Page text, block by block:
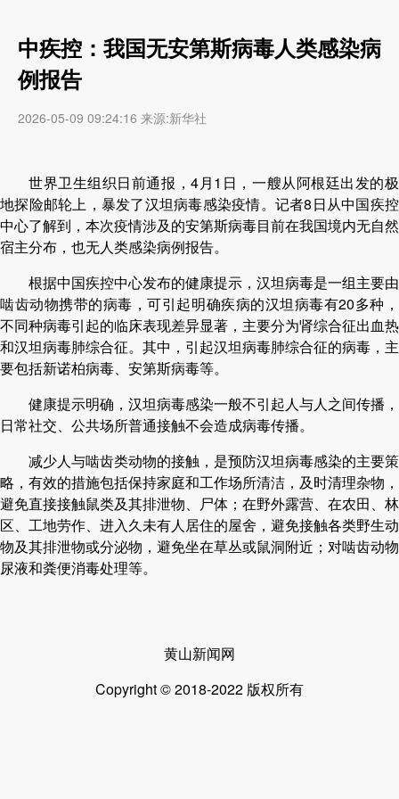
中疾控：我国无安第斯病毒人类感染病
例报告
2026-05-09 09:24:16 来源:新华社
世界卫生组织日前通报，4月1日，一艘从阿根廷出发的极
地探险邮轮上，暴发了汉坦病毒感染疫情。记者8日从中国疾控
中心了解到，本次疫情涉及的安第斯病毒目前在我国境内无自然
宿主分布，也无人类感染病例报告。
根据中国疾控中心发布的健康提示，汉坦病毒是一组主要由
啮齿动物携带的病毒，可引起明确疾病的汉坦病毒有20多种，
不同种病毒引起的临床表现差异显著，主要分为肾综合征出血热
和汉坦病毒肺综合征。其中，引起汉坦病毒肺综合征的病毒，主
要包括新诺柏病毒、安第斯病毒等。
健康提示明确，汉坦病毒感染一般不引起人与人之间传播，
日常社交、公共场所普通接触不会造成病毒传播。
减少人与啮齿类动物的接触，是预防汉坦病毒感染的主要策
略，有效的措施包括保持家庭和工作场所清洁，及时清理杂物，
避免直接接触鼠类及其排泄物、尸体；在野外露营、在农田、林
区、工地劳作、进入久未有人居住的屋舍，避免接触各类野生动
物及其排泄物或分泌物，避免坐在草丛或鼠洞附近；对啮齿动物
尿液和粪便消毒处理等。
黄山新闻网
Copyright © 2018-2022 版权所有